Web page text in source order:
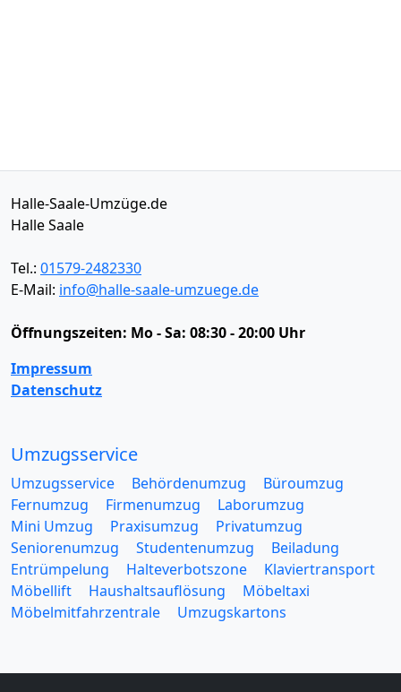
Halle-Saale-Umzüge.de
Halle Saale
Tel.: 01579-2482330
E-Mail: info@halle-saale-umzuege.de
Öffnungszeiten: Mo - Sa: 08:30 - 20:00 Uhr
Impressum
Datenschutz
Umzugsservice
Umzugsservice Behördenumzug
Büroumzug
Fernumzug
Firmenumzug
Laborumzug
Mini Umzug
Praxisumzug
Privatumzug
Seniorenumzug
Studentenumzug
Beiladung
Entrümpelung
Halteverbotszone
Klaviertransport
Möbellift
Haushaltsauflösung
Möbeltaxi
Möbelmitfahrzentrale
Umzugskartons